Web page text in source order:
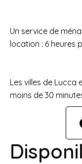
Un service de
location : 6 heures
Les villes de Lucca
moins de 30